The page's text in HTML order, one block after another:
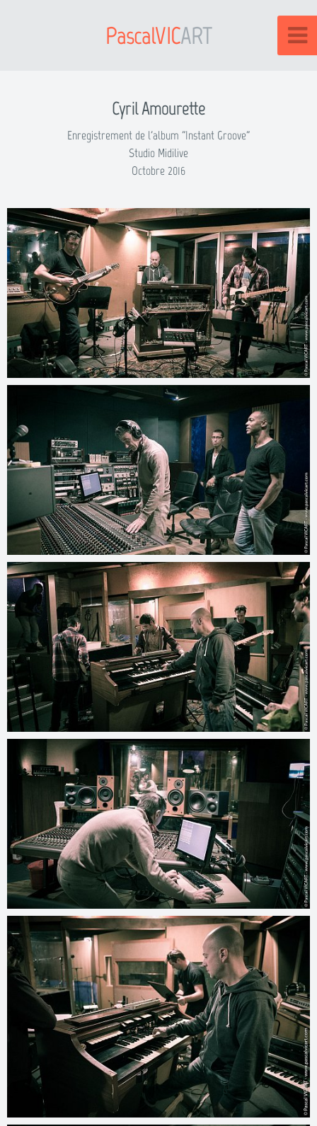
PascalVICART
Cyril Amourette
Enregistrement de l'album "Instant Groove"
Studio Midilive
Octobre 2016